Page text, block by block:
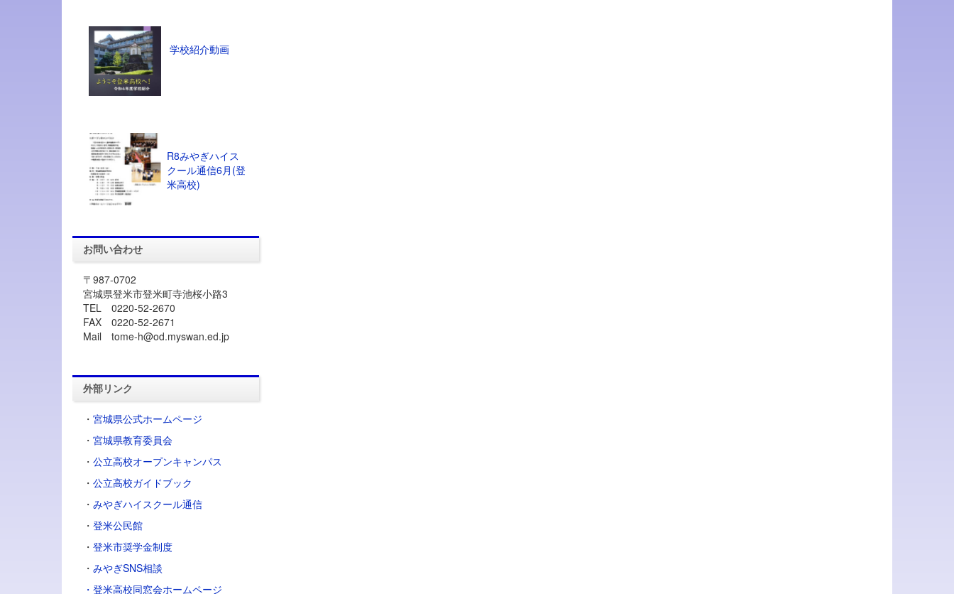
学校紹介動画
R8みやぎハイス
クール通信6月(登
米高校)
お問い合わせ
〒987-0702
宮城県登米市登米町寺池桜小路3
TEL 0220-52-2670
FAX 0220-52-2671
Mail tome-h@od.myswan.ed.jp
外部リンク
・ 宮城県公式ホームページ
・ 宮城県教育委員会
・ 公立高校オープンキャンパス
・ 公立高校ガイドブック
・ みやぎハイスクール通信
・ 登米公民館
・ 登米市奨学金制度
・ みやぎSNS相談
・登米高校同窓会ホームページ